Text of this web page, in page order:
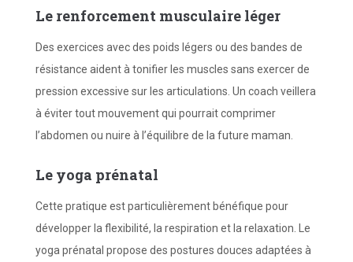
Le renforcement musculaire léger
Des exercices avec des poids légers ou des bandes de
résistance aident à tonifier les muscles sans exercer de
pression excessive sur les articulations. Un coach veillera
à éviter tout mouvement qui pourrait comprimer
l’abdomen ou nuire à l’équilibre de la future maman.
Le yoga prénatal
Cette pratique est particulièrement bénéfique pour
développer la flexibilité, la respiration et la relaxation. Le
yoga prénatal propose des postures douces adaptées à